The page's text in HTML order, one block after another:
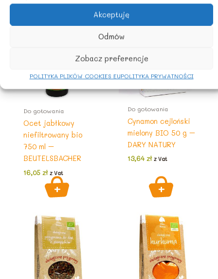
Akceptuję
Odmów
Zobacz preferencje
POLITYKA PLIKÓW COOKIES EUPOLITYKA PRYWATNOŚCI
Do gotowania
Ocet jabłkowy
niefiltrowany bio
750 ml –
BEUTELSBACHER
16,05 zł z Vat
Do gotowania
Cynamon cejloński
mielony BIO 50 g –
DARY NATURY
13,64 zł z Vat